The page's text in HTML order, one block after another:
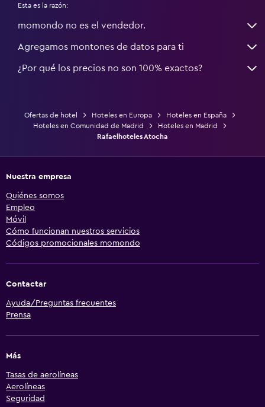
Esta es la razón:
momondo no es el vendedor.
Agregamos montones de datos para ti
¿Por qué los precios no son 100% exactos?
Ofertas de hotel Hoteles en Europa
Hoteles en España
Hoteles en Comunidad de Madrid
Hoteles en Madrid
Rafaelhoteles Atocha
Nuestra empresa
Quiénes somos
Empleo
Móvil
Cómo funcionan nuestros servicios
Códigos promocionales momondo
Contactar
Ayuda/Preguntas frecuentes
Prensa
Más
Tasas de aerolíneas
Aerolíneas
Seguridad